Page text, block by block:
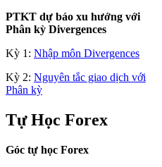
PTKT dự báo xu hướng với
Phân kỳ Divergences
Kỳ 1: Nhập môn Divergences
Kỳ 2: Nguyên tắc giao dịch với
Phân kỳ
Tự Học Forex
Góc tự học Forex